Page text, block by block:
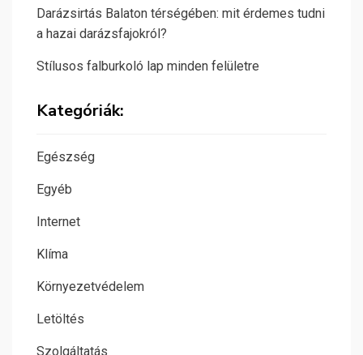
Darázsirtás Balaton térségében: mit érdemes tudni
a hazai darázsfajokról?
Stílusos falburkoló lap minden felületre
Kategóriák:
Egészség
Egyéb
Internet
Klíma
Környezetvédelem
Letöltés
Szolgáltatás